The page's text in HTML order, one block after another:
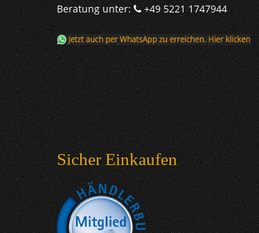
Beratung unter:
+49 5221 1747944
Sicher Einkaufen